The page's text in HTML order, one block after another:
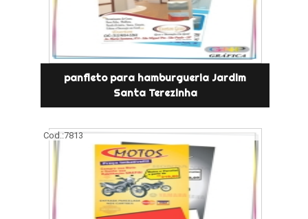
panfleto para hamburgueria Jardim
Santa Terezinha
Cod.:7813